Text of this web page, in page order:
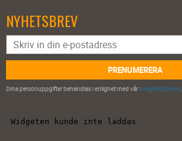
NYHETSBREV
PRENUMERERA
Dina personuppgifter behandlas i enlighet med vårintegritetspolicy.